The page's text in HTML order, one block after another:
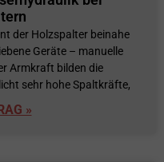
der Holzspalter beinahe
Geräte – manuelle
Armkraft bilden die
sehr hohe Spaltkräfte,
»